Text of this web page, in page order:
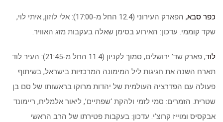
כפר סבא
, הפארק העירוני (12.4 החל מ-17:00): אלי לוזון, איתי לוי,
שקד קוממי. עדכון: האירוע בסימן שאלה בעקבות מזג האוויר.
לוד
, פארק שד’ ירושלים, סמוך לקניון (11.4 החל מ-21:45): העיר לוד
תארח השנה את חגיגות ליל המימונה המרכזיות בישראל, בשיתוף
פעולה עם הפדרציה העולמית של יהדות מרוקו בראשותו של סם בן
שטרית. הזמרים: סמי לזמי ולהקת ‘שפתיים’, ליאור אלמליח, ריימונד
אבקסיס ומוייז קרוצ’י. עדכון: בעקבות פטירתו של הרב הראשי